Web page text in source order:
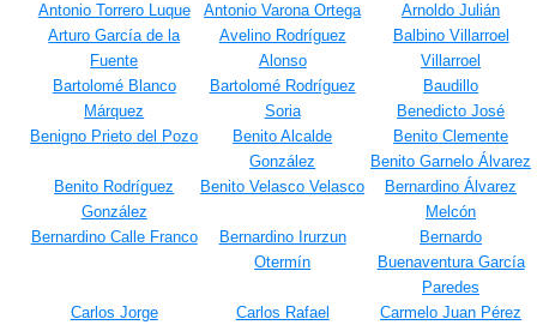
Antonio Torrero Luque
Antonio Varona Ortega
Arnoldo Julián
Arturo García de la
Fuente
Avelino Rodríguez
Alonso
Balbino Villarroel
Villarroel
Bartolomé Blanco
Márquez
Bartolomé Rodríguez
Soria
Baudillo
Benedicto José
Benigno Prieto del Pozo
Benito Alcalde
González
Benito Clemente
Benito Garnelo Álvarez
Benito Rodríguez
González
Benito Velasco Velasco
Bernardino Álvarez
Melcón
Bernardino Calle Franco
Bernardino Irurzun
Otermín
Bernardo
Buenaventura García
Paredes
Carlos Jorge
Carlos Rafael
Carmelo Juan Pérez